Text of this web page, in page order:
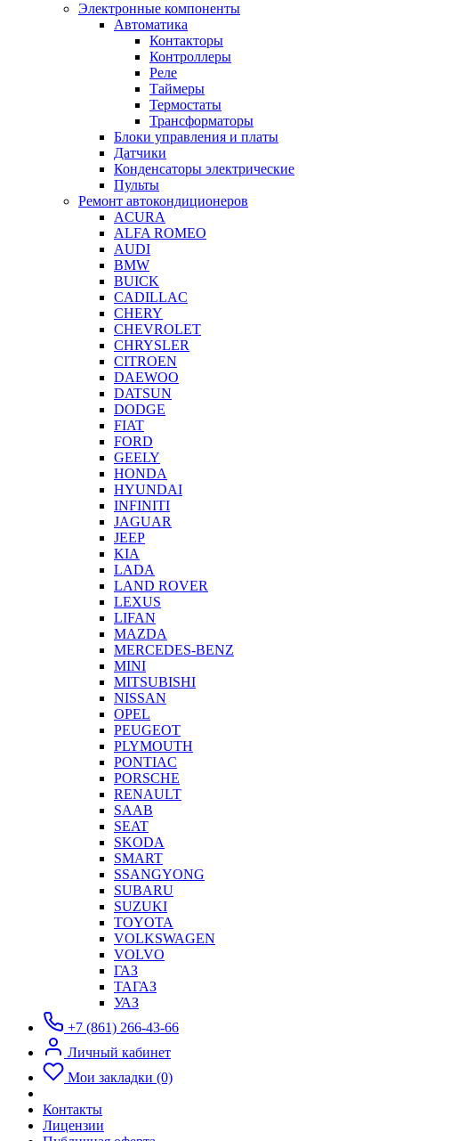
Электронные компоненты
Автоматика
Контакторы
Контроллеры
Реле
Таймеры
Термостаты
Трансформаторы
Блоки управления и платы
Датчики
Конденсаторы электрические
Пульты
Ремонт автокондиционеров
ACURA
ALFA ROMEO
AUDI
BMW
BUICK
CADILLAC
CHERY
CHEVROLET
CHRYSLER
CITROEN
DAEWOO
DATSUN
DODGE
FIAT
FORD
GEELY
HONDA
HYUNDAI
INFINITI
JAGUAR
JEEP
KIA
LADA
LAND ROVER
LEXUS
LIFAN
MAZDA
MERCEDES-BENZ
MINI
MITSUBISHI
NISSAN
OPEL
PEUGEOT
PLYMOUTH
PONTIAC
PORSCHE
RENAULT
SAAB
SEAT
SKODA
SMART
SSANGYONG
SUBARU
SUZUKI
TOYOTA
VOLKSWAGEN
VOLVO
ГАЗ
ТАГАЗ
УАЗ
+7 (861) 266-43-66
Личный кабинет
Мои закладки (0)
Контакты
Лицензии